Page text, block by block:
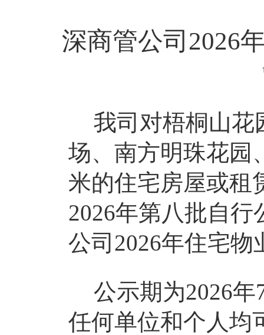
深商管公司2026
我司对梧桐山花
场、南方明珠花园
米的住宅房屋或租
2026年第八批自
公司2026年住宅物
公示期为2026年
任何单位和个人均